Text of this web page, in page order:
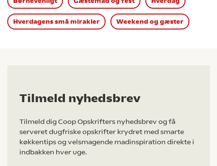
Hverdagens små mirakler Weekend og gæster
Tilmeld nyhedsbrev
Tilmeld dig Coop Opskrifters nyhedsbrev og få
serveret dugfriske opskrifter krydret med smarte
køkkentips og velsmagende madinspiration direkte i
indbakken hver uge.